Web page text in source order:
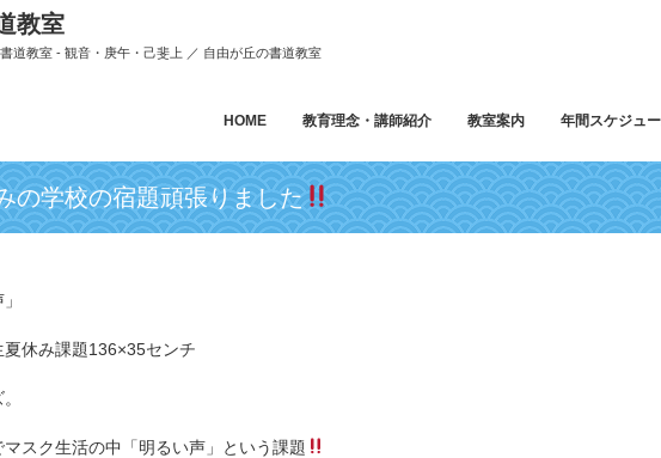
教室
道教室 - 観音・庚午・己斐上 ／ 自由が丘の書道教室
HOME 教育理念・講師紹介 教室案内 年間スケジュ
の学校の宿題頑張りました
夏休み課題136×35センチ
マスク生活の中「明るい声」という課題